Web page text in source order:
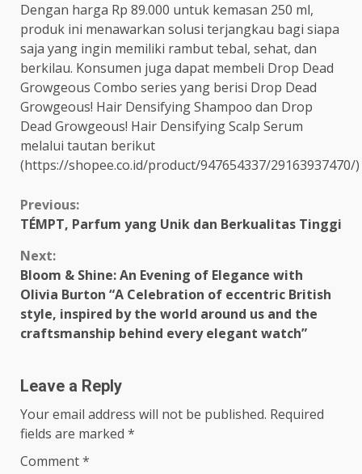
Dengan harga Rp 89.000 untuk kemasan 250 ml,
produk ini menawarkan solusi terjangkau bagi siapa
saja yang ingin memiliki rambut tebal, sehat, dan
berkilau. Konsumen juga dapat membeli Drop Dead
Growgeous Combo series yang berisi Drop Dead
Growgeous! Hair Densifying Shampoo dan Drop
Dead Growgeous! Hair Densifying Scalp Serum
melalui tautan berikut
(https://shopee.co.id/product/947654337/29163937470/)
Continue
Previous:
TÉMPT, Parfum yang Unik dan Berkualitas Tinggi
Next:
Bloom & Shine: An Evening of Elegance with
Olivia Burton “A Celebration of eccentric British
style, inspired by the world around us and the
craftsmanship behind every elegant watch”
Leave a Reply
Your email address will not be published. Required
fields are marked *
Comment*